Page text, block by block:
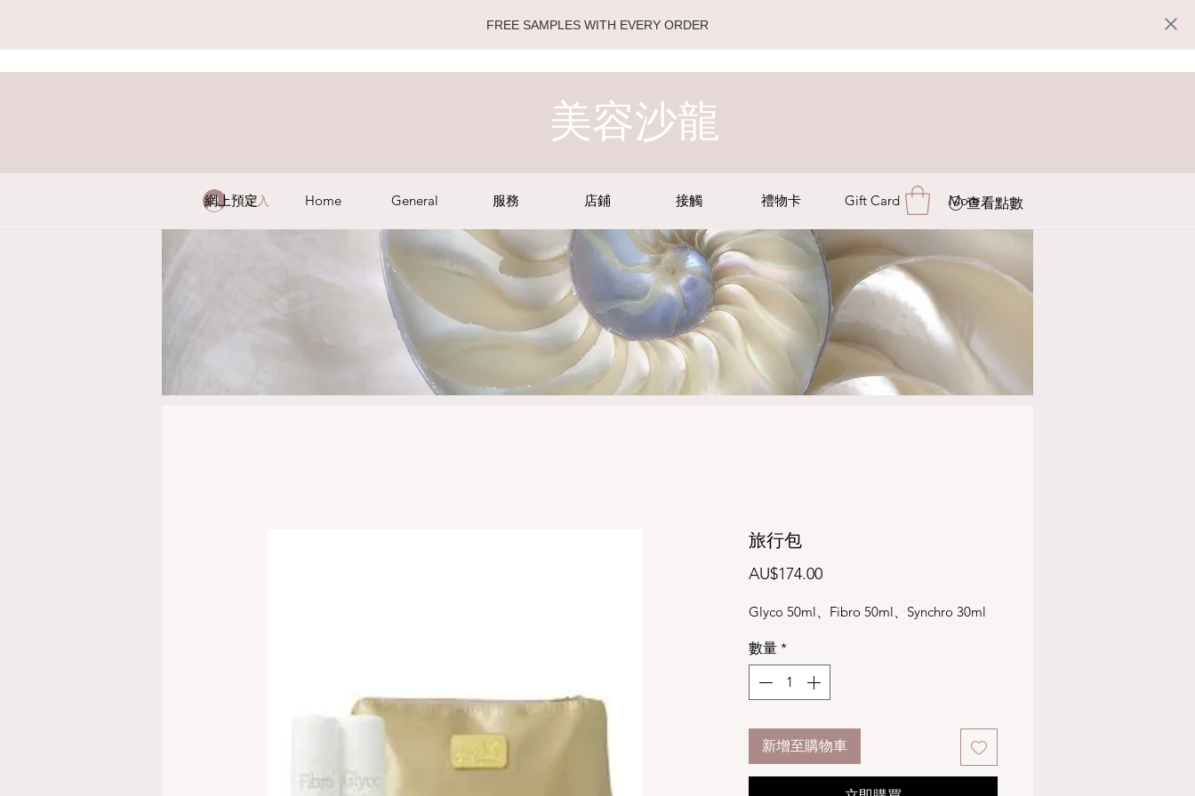
FREE SAMPLES WITH EVERY ORDER
美容沙龍
登入
網上預定 Home General 服務 店鋪 接觸 禮物卡 Gift Card More查看點數
旅行包
AU$174.00價
Glyco 50ml、Fibro 50ml、Synchro 30ml
數量 *
新增至購物車